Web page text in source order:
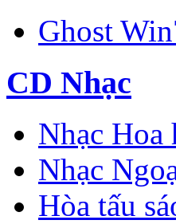
Ghost
CD Nhạc
Nhạc Hoa
Nhạc
Hòa tấu